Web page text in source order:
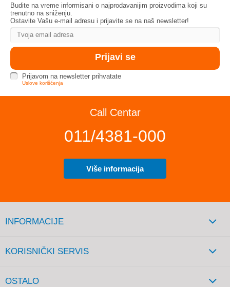
Budite na vreme informisani o najprodavanijim proizvodima koji su
trenutno na sniženju.
Ostavite Vašu e-mail adresu i prijavite se na naš newsletter!
Prijavom na newsletter prihvatate
Uslove korišćenja
Call Centar
011/4381-000
Više informacija
INFORMACIJE
KORISNIČKI SERVIS
OSTALO